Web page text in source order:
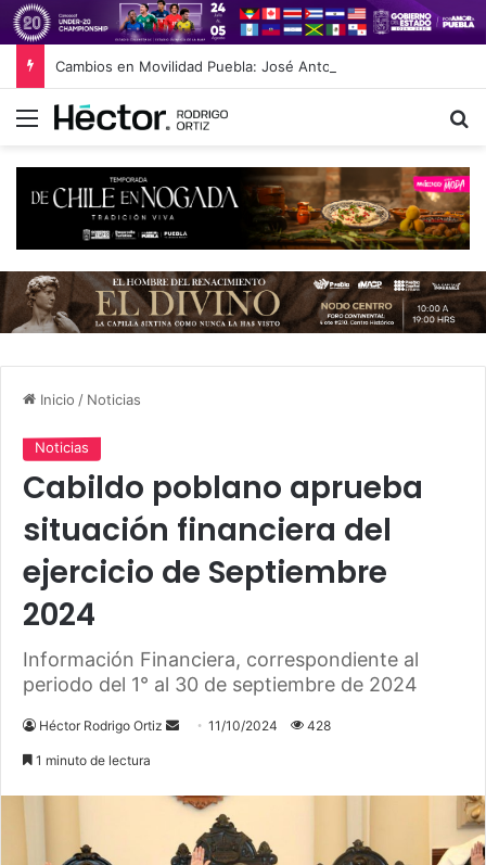
Menú
Inicio / Noticias
Noticias
Cabildo poblano aprueba
situación financiera del
ejercicio de Septiembre
2024
Información Financiera, correspondiente al
periodo del 1° al 30 de septiembre de 2024
Héctor Rodrigo Ortiz
d
n
11/10/2024 428
1 minuto de lectura